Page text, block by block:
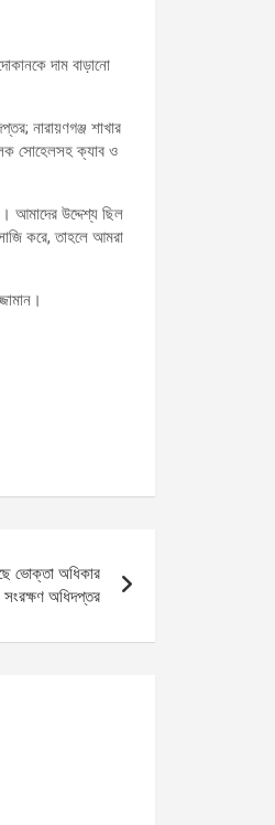
দাম বাড়ানো
নারায়ণগঞ্জ শাখার
সোহেলসহ ক্যাব ও
আমাদের উদ্দেশ্য ছিল
করে, তাহলে আমরা
ভোক্তা অধিকার
সংরক্ষণ অধিদপ্তর